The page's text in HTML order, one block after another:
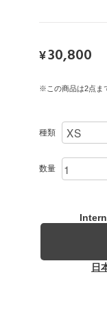
¥30,800
※この商品は2点ま
種類
数量
日